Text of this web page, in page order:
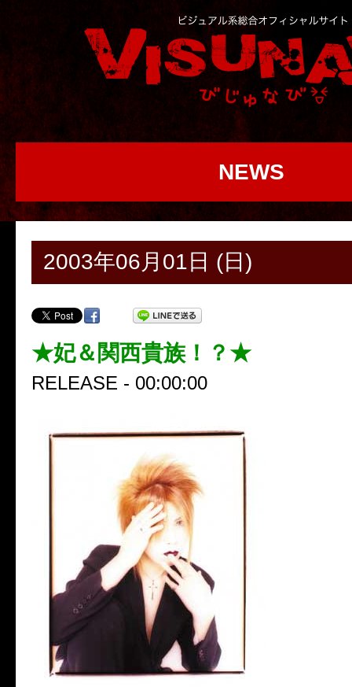
NEWS
2003年06月01日 (日)
★妃＆関西貴族！？★
RELEASE - 00:00:00